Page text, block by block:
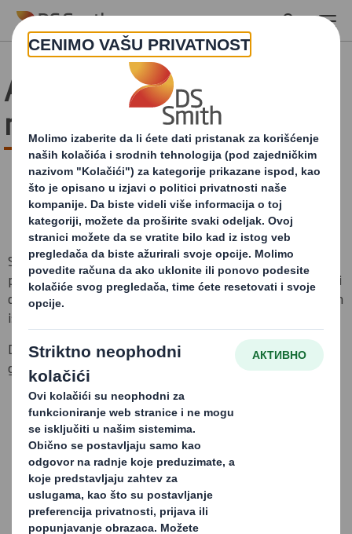
Skip to main content
Ambalaža se prilagodila
novoj normalnosti
Svet se uvek menja, ali nikad tako brzo kao sada. DS Smith
pokazuje posvećenost ovim promenama. Kako preduzeća i
društvene aktivnosti ponovo počinju da cvetaju, DS Smith
ističe mogućnosti povezane sa ambalažom.
Da bismo to ilustrovali, u nastavku pronađite kratki video
gde DS Smith predlaže neke konceptualne ideje.
Sadržaj je blokiran
Da biste prikazali ovaj sadržaj, morate dati saglasnost za
"funkcionalne" kolačiće